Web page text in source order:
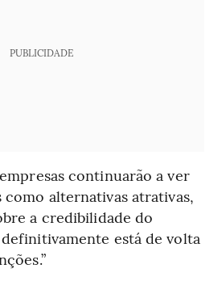
PUBLICIDADE
continuarão a ver
como alternativas atrativas,
a credibilidade do
está de volta